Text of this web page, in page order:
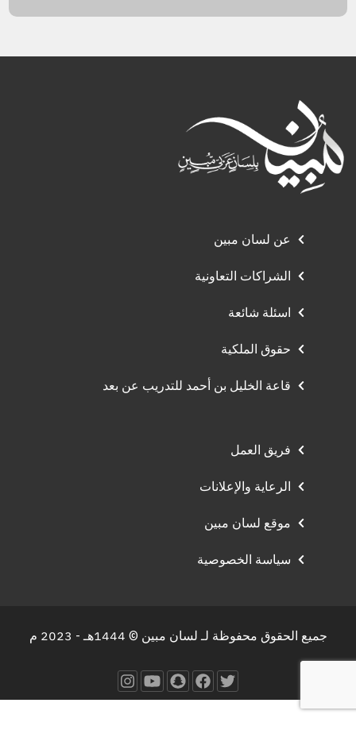
عن لسان مبين
الشراكات التعاونية
اسئلة شائعة
حقوق الملكية
قاعة الخليل بن أحمد للتدريب عن بعد
فريق العمل
الرعاية والإعلانات
موقع لسان مبين
سياسة الخصوصية
جميع الحقوق محفوظة لـ لسان مبين © 1444هـ - 2023 م